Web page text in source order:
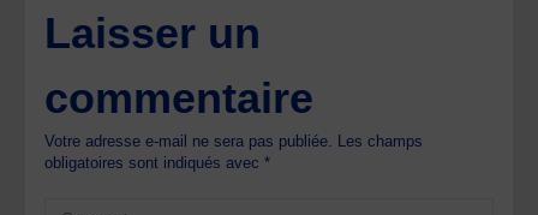
Laisser un
commentaire
Votre adresse e-mail ne sera pas publiée. Les champs
obligatoires sont indiqués avec*